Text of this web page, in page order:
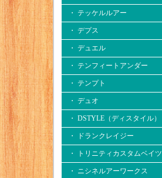
・ テッケルルアー
・ デプス
・ デュエル
・ テンフィートアンダー
・ テンプト
・ デュオ
・ DSTYLE（ディスタイル）
・ ドランクレイジー
・ トリニティカスタムベイツ
・ ニシネルアーワークス